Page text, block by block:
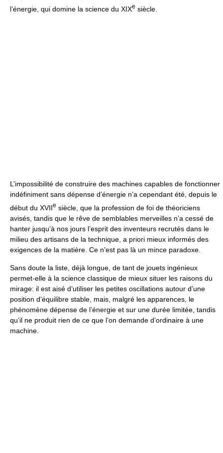
l’énergie, qui domine la science du XIXe siècle.
L’impossibilité de construire des machines capables de fonctionner
indéfiniment sans dépense d’énergie n’a cependant été, depuis le
début du XVIIe siècle, que la profession de foi de théoriciens
avisés, tandis que le rêve de semblables merveilles n’a cessé de
hanter jusqu’à nos jours l’esprit des inventeurs recrutés dans le
milieu des artisans de la technique, a priori mieux informés des
exigences de la matière. Ce n’est pas là un mince paradoxe.
Sans doute la liste, déjà longue, de tant de jouets ingénieux
permet-elle à la science classique de mieux situer les raisons du
mirage: il est aisé d’utiliser les petites oscillations autour d’une
position d’équilibre stable, mais, malgré les apparences, le
phénomène dépense de l’énergie et sur une durée limitée, tandis
qu’il ne produit rien de ce que l’on demande d’ordinaire à une
machine.